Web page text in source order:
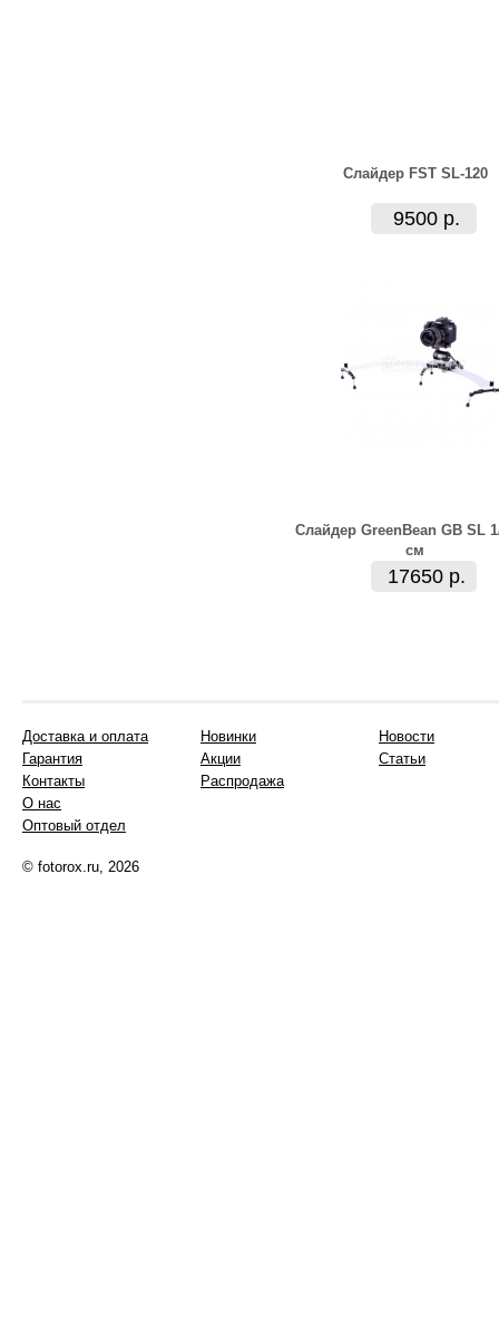
Слайдер FST SL-120
9500 р.
Слайдер GreenBean GB SL
см
17650 р.
Доставка и оплата
Гарантия
Контакты
О нас
Оптовый отдел
Новинки
Акции
Распродажа
Новости
Статьи
© fotorox.ru, 2026